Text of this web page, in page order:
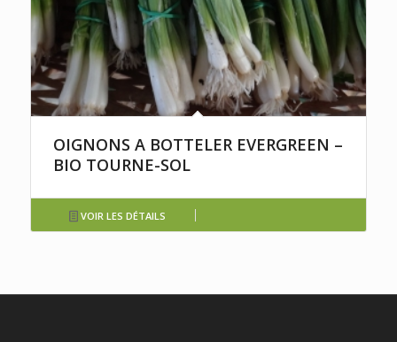
OIGNONS A BOTTELER EVERGREEN –
BIO TOURNE-SOL
VOIR LES DÉTAILS